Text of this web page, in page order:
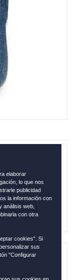
AZUL
elaborar
lo que nos
publicidad
la información con
análisis web,
con otra
cookies". Si
sus
"Configurar